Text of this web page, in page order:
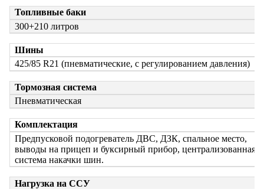
Топливные баки
300+210 литров
Шины
425/85 R21 (пневматические, с регулированием давления)
Тормозная система
Пневматическая
Комплектация
Предпусковой подогреватель ДВС, ДЗК, спальное место,
выводы на прицеп и буксирный прибор, централизованная
система накачки шин.
Нагрузка на ССУ